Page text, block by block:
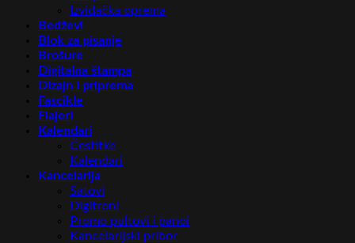
Izviđačka oprema
Bedževi
Blok za pisanje
Brošure
Digitalna štampa
Dizajn i priprema
Fascikle
Flajeri
Kalendari
Čestitke
Kalendari
Kancelarija
Satovi
Digitroni
Promo pultovi i panoi
Kancelarijski pribor